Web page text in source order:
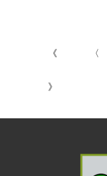
《 〈
》